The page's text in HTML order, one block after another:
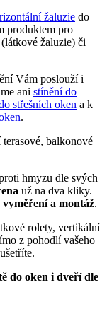
žaluzie do
produktem pro
(látkové žaluzie) či
Vám poslouží i
ani stínění do
střešních oken a k
.
balkonové
hmyzu dle svých
už na dva kliky.
a montáž.
rolety, vertikální
z pohodlí vašeho
do oken i dveří dle